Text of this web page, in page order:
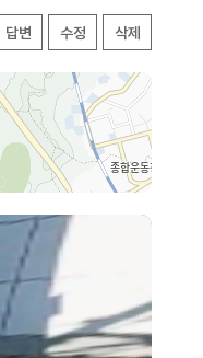
답변 수정 삭제